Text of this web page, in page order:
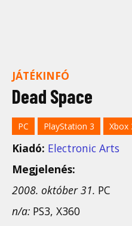
JÁTÉKINFÓ
Dead Space
PC PlayStation 3 Xbox
Kiadó: Electronic Arts
Megjelenés:
2008. október 31. PC
n/a: PS3, X360